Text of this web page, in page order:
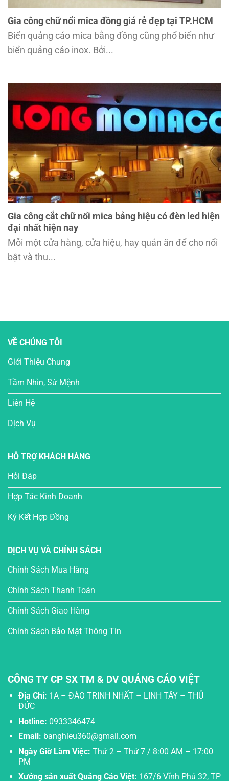
Gia công chữ nổi mica đồng giá rẻ đẹp tại TP.HCM
Biển quảng cáo mica bằng đồng cũng phổ biến như
biển quảng cáo inox. Bởi...
Gia công cắt chữ nổi mica bảng hiệu có đèn led hiện
đại nhất hiện nay
Mỗi một cửa hàng, cửa hiệu, hay quán ăn để cho nổi
bật và thu...
VỀ CHÚNG TÔI
Giới Thiệu Chung
Tầm Nhìn, Sứ Mệnh
Liên Hệ
Dịch Vụ
HỖ TRỢ KHÁCH HÀNG
Hỏi Đáp
Hợp Tác Kinh Doanh
Ký Kết Hợp Đồng
DỊCH VỤ VÀ CHÍNH SÁCH
Chính Sách Mua Hàng
Chính Sách Thanh Toán
Chính Sách Giao Hàng
Chính Sách Bảo Mật Thông Tin
CÔNG TY CP SX TM & DV QUẢNG CÁO VIỆT
Địa Chỉ: 1A – ĐÀO TRINH NHẤT – LINH TÂY – THỦ
ĐỨC
Hotline: 0933346474
Email: banghieu360@gmail.com
Ngày Giờ Làm Việc: Thứ 2 – Thứ 7 / 8:00 AM – 17:00
PM
Xưởng sản xuất Quảng Cáo Việt: 167/6 Vĩnh Phú 32, TP